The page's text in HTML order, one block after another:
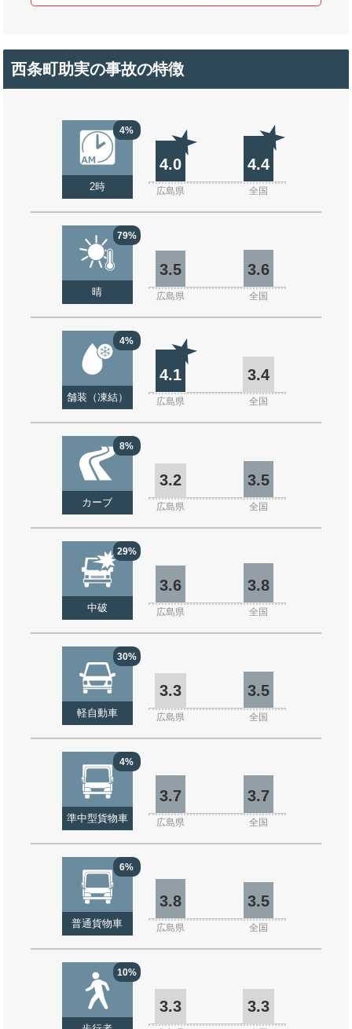
西条町助実の事故の特徴
4%
2時
4.0 4.4
広島県 全国
79%
晴
3.5 3.6
広島県 全国
4%
舗装（凍結）
4.1 3.4
広島県 全国
8%
カーブ
3.2 3.5
広島県 全国
29%
中破
3.6 3.8
広島県 全国
30%
軽自動車
3.3 3.5
広島県 全国
4%
準中型貨物車
3.7 3.7
広島県 全国
6%
普通貨物車
3.8 3.5
広島県 全国
10%
3.3 3.3